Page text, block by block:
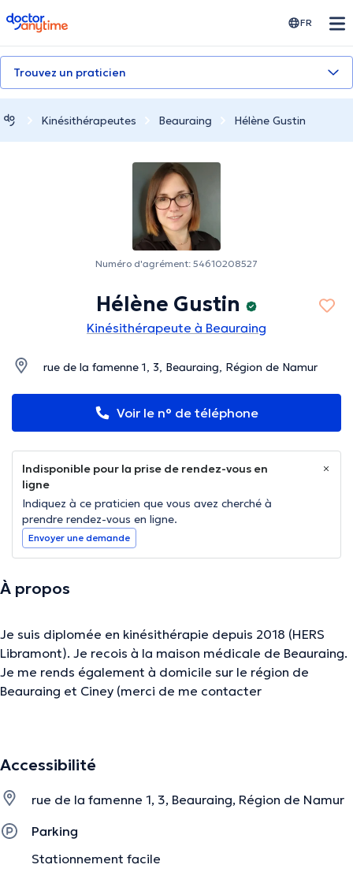
doctoranytime FR
Trouvez un praticien
Kinésithérapeutes Beauraing Hélène Gustin
Numéro d'agrément: 54610208527
Hélène Gustin
Kinésithérapeute à Beauraing
rue de la famenne 1, 3, Beauraing, Région de Namur
Voir le n° de téléphone
Indisponible pour la prise de rendez-vous en
ligne
Indiquez à ce praticien que vous avez cherché à
prendre rendez-vous en ligne.
Envoyer une demande
À propos
Je suis diplomée en kinésithérapie depuis 2018 (HERS
Libramont). Je recois à la maison médicale de Beauraing.
Je me rends également à domicile sur le région de
Beauraing et Ciney (merci de me contacter
La description a été éditée par l'équipe de Doctoranytime et se base sur des
Accessibilité
rue de la famenne 1, 3, Beauraing, Région de Namur
Parking
Stationnement facile